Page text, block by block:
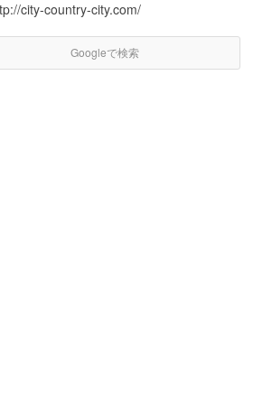
city-country-city.com/
Googleで検索